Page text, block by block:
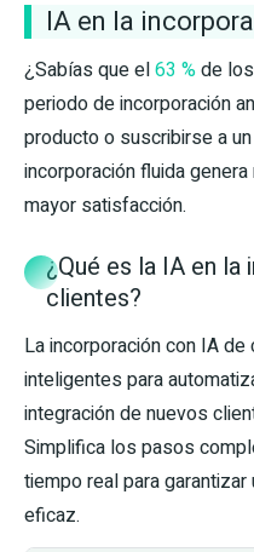
IA en la
¿Sabías que el63 %de
periodo de incorporación
producto o suscribirse a
incorporación fluida
mayor satisfacción.
¿Qué es la IA en
clientes?
La incorporación con IA
inteligentes para
integración de nuevos
Simplifica los pasos
tiempo real para
eficaz.